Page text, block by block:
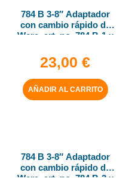
784 B 3-8″ Adaptador
con cambio rápido de
Wera, art. no. 784 B-1 x
23,00 €
AÑADIR AL CARRITO
784 B 3-8″ Adaptador
con cambio rápido de
Wera, art. no. 784 B-2 x